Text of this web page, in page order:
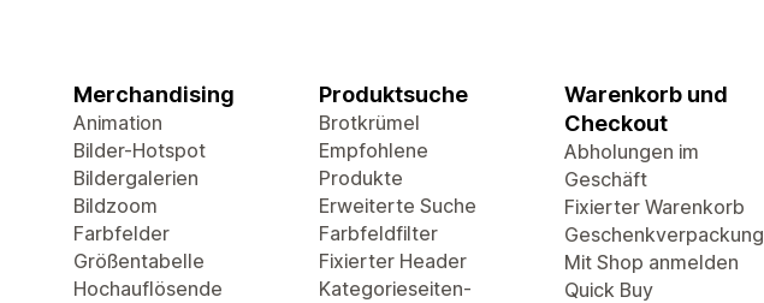
Merchandising
Animation
Bilder-Hotspot
Bildergalerien
Bildzoom
Farbfelder
Größentabelle
Hochauflösende
Produktsuche
Brotkrümel
Empfohlene
Produkte
Erweiterte Suche
Farbfeldfilter
Fixierter Header
Kategorieseiten-
Warenkorb und
Checkout
Abholungen im
Geschäft
Fixierter Warenkorb
Geschenkverpackung
Mit Shop anmelden
Quick Buy